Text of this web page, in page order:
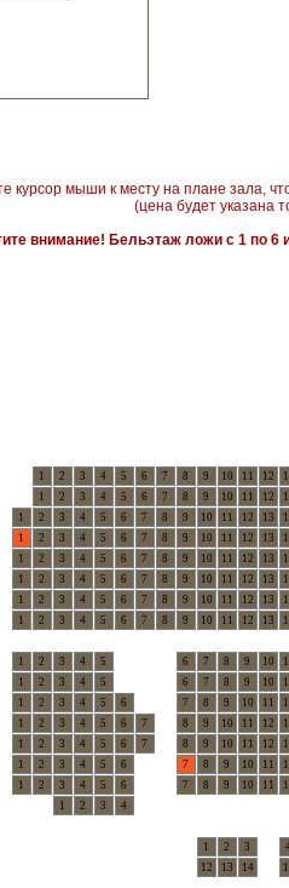
курсор мыши к месту на плане зала,
(цена будет указана
внимание! Бельэтаж ложи с 1 по 6
1 2 3 4 5 6 7 8 9 10 11 12
1 2 3 4 5 6 7 8 9 10 11 12
1 2 3 4 5 6 7 8 9 10 11 12 13
1 2 3 4 5 6 7 8 9 10 11 12 13
1 2 3 4 5 6 7 8 9 10 11 12 13
1 2 3 4 5 6 7 8 9 10 11 12 13
1 2 3 4 5 6 7 8 9 10 11 12 13
1 2 3 4 5 6 7 8 9 10 11 12 13
1 2 3 4 5 6 7 8 9 10
1 2 3 4 5 6 7 8 9 10
1 2 3 4 5 6 7 8 9 10 11
1
2 3 4 5 6 7 8 9 10 11 12
1 2 3 4 5 6 7 8 9 10 11 12
1 2 3 4 5 6 7 8 9 10 11
1 2 3 4 5 6 7 8 9 10 11
1
2 3
4
1 2 3
12 13 14